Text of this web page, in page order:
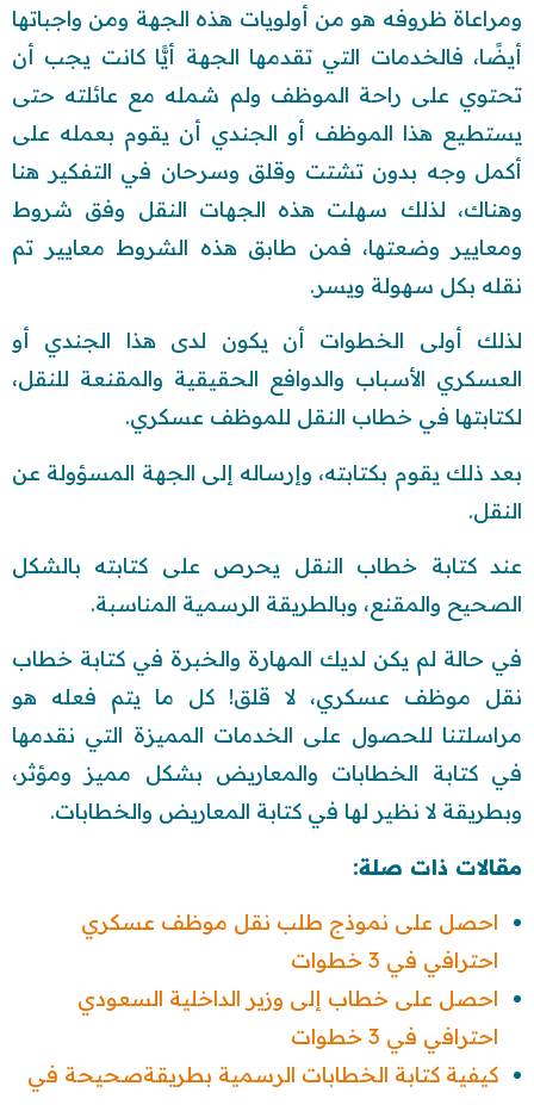
ومراعاة ظروفه هو من أولويات هذه الجهة ومن واجباتها
أيضًا، فالخدمات التي تقدمها الجهة أيًّا كانت يجب أن
تحتوي على راحة الموظف ولم شمله مع عائلته حتى
يستطيع هذا الموظف أو الجندي أن يقوم بعمله على
أكمل وجه بدون تشتت وقلق وسرحان في التفكير هنا
وهناك، لذلك سهلت هذه الجهات النقل وفق شروط
ومعايير وضعتها، فمن طابق هذه الشروط معايير تم
نقله بكل سهولة ويسر.
لذلك أولى الخطوات أن يكون لدى هذا الجندي أو
العسكري الأسباب والدوافع الحقيقية والمقنعة للنقل،
لكتابتها في خطاب النقل للموظف عسكري.
بعد ذلك يقوم بكتابته، وإرساله إلى الجهة المسؤولة عن
النقل.
عند كتابة خطاب النقل يحرص على كتابته بالشكل
الصحيح والمقنع، وبالطريقة الرسمية المناسبة.
في حالة لم يكن لديك المهارة والخبرة في كتابة خطاب
نقل موظف عسكري، لا قلق! كل ما يتم فعله هو
مراسلتنا للحصول على الخدمات المميزة التي نقدمها
في كتابة الخطابات والمعاريض بشكل مميز ومؤثر،
وبطريقة لا نظير لها في كتابة المعاريض والخطابات.
مقالات ذات صلة:
احصل على نموذج طلب نقل موظف عسكري
احترافي في 3 خطوات
احصل على خطاب إلى وزير الداخلية السعودي
احترافي في 3 خطوات
كيفية كتابة الخطابات الرسمية بطريقةصحيحة في